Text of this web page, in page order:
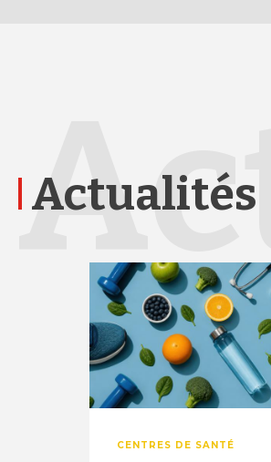
Actualités
CENTRES DE SANTÉ